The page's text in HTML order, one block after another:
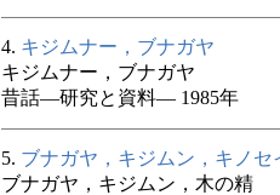
4. キジムナー，ブナガヤ
キジムナー，ブナガヤ
昔話―研究と資料― 1985年
5. ブナガヤ，キジムン，キノセ
ブナガヤ，キジムン，木の精